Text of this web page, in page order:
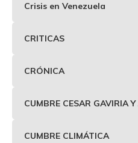
Crisis en Venezuela
CRITICAS
CRÓNICA
CUMBRE CESAR GAVIRIA
CUMBRE CLIMÁTICA